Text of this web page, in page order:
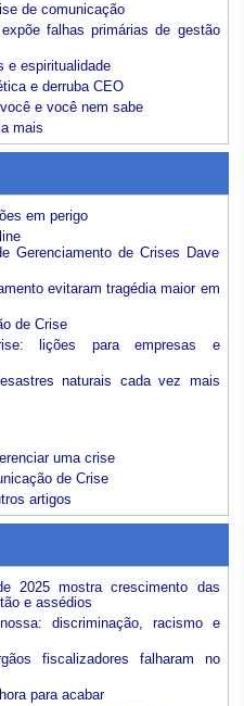
de comunicação
falhas primárias de gestão
e espiritualidade
e derruba CEO
e você nem sabe
mais
em perigo
Gerenciamento de Crises Dave
evitaram tragédia maior em
de Crise
lições para empresas e
naturais cada vez mais
uma crise
de Crise
artigos
2025 mostra crescimento das
e assédios
discriminação, racismo e
fiscalizadores falharam no
para acabar